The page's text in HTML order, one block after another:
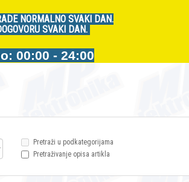
NORMALNO SVAKI DAN.
SVAKI DAN.
00:00 - 24:00
Pretraži u podkategorijama
Pretraživanje opisa artikla